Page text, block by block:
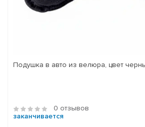
Подушка в авто из велюра, цвет
0 отзывов
заканчивается